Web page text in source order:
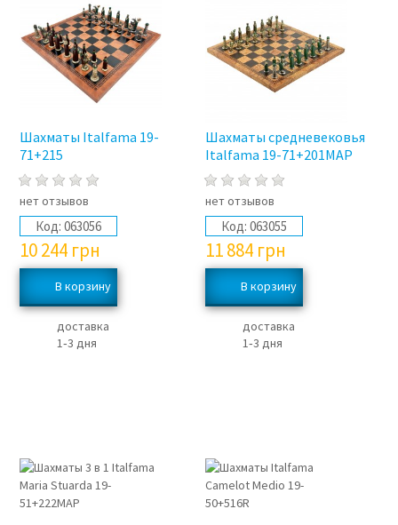
Шахматы Italfama 19-
71+215
нет отзывов
Код: 063056
10 244 грн
доставка
1‑3 дня
Шахматы средневековья
Italfama 19-71+201MAP
нет отзывов
Код: 063055
11 884 грн
доставка
1‑3 дня